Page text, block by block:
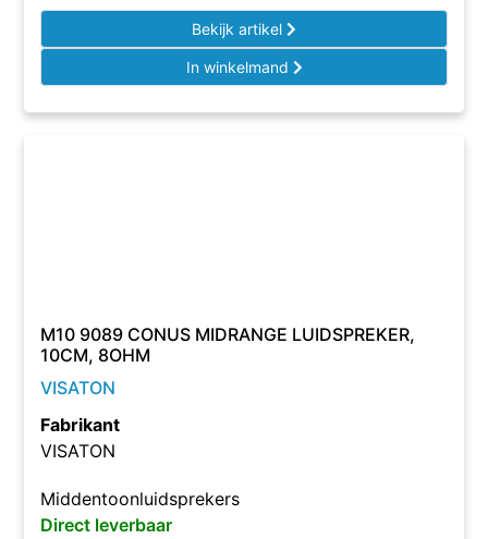
Bekijk artikel
In winkelmand
M10 9089 CONUS MIDRANGE LUIDSPREKER,
10CM, 8OHM
VISATON
Fabrikant
VISATON
Middentoonluidsprekers
Direct leverbaar